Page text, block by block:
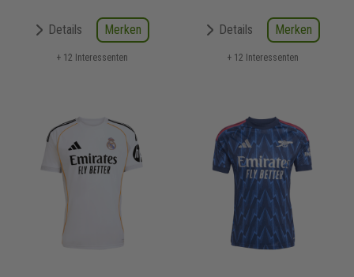
Details Merken
+ 12 Interessenten
Details Merken
+ 12 Interessenten